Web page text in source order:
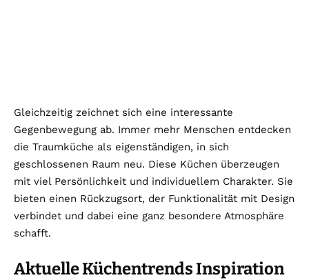
Gleichzeitig zeichnet sich eine interessante
Gegenbewegung ab. Immer mehr Menschen entdecken
die Traumküche als eigenständigen, in sich
geschlossenen Raum neu. Diese Küchen überzeugen
mit viel Persönlichkeit und individuellem Charakter. Sie
bieten einen Rückzugsort, der Funktionalität mit Design
verbindet und dabei eine ganz besondere Atmosphäre
schafft.
Aktuelle Küchentrends Inspiration